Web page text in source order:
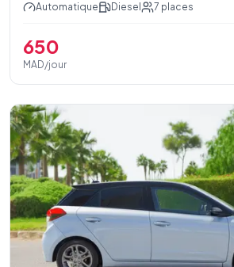
Automatique Diesel 7 places
650
MAD/jour